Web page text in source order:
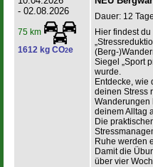
- 02.08.2026
75 km
1612 kg CO2e
Dauer: 12
Hier findest
(Berg-
Siegel „Sport
wurde.
Entdecke, wie
deinen Stress
Wanderungen
deinem Alltag
Die
Ruhe werden
Damit die
über vier